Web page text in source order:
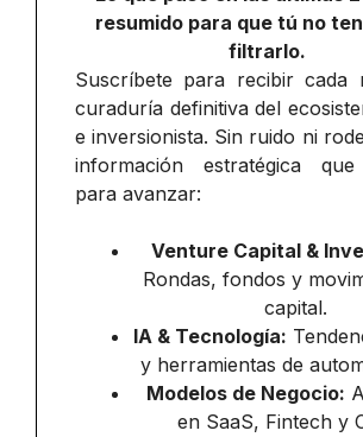
resumido para que tú no
filtrarlo.
Suscríbete para recibir cada
curaduría definitiva del
e inversionista. Sin ruido ni
información estratégica que
para avanzar:
Venture Capital &
Rondas, fondos y
capital.
IA & Tecnología:
y herramientas de
Modelos de Negocio:
en SaaS, Fintech y